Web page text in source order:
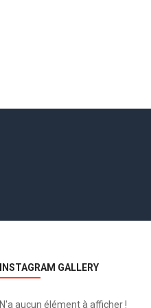
INSTAGRAM GALLERY
N'a aucun élément à afficher !